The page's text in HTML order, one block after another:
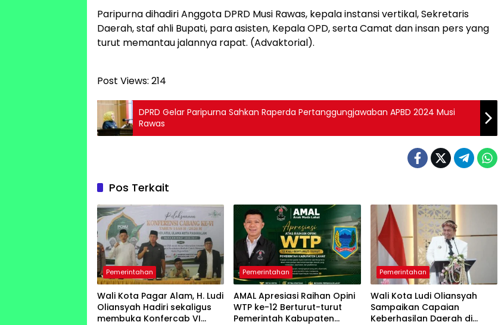
Paripurna dihadiri Anggota DPRD Musi Rawas, kepala instansi vertikal, Sekretaris
Daerah, staf ahli Bupati, para asisten, Kepala OPD, serta Camat dan insan pers yang
turut memantau jalannya rapat. (Advaktorial).
Post Views: 214
DPRD Gelar Paripurna Sahkan Raperda Pertanggungjawaban APBD 2024 Musi
Rawas
Pos Terkait
Pemerintahan
Wali Kota Pagar Alam, H. Ludi
Oliansyah Hadiri sekaligus
membuka Konfercab VI
Pemerintahan
AMAL Apresiasi Raihan Opini
WTP ke-12 Berturut-turut
Pemerintah Kabupaten
Pemerintahan
Wali Kota Ludi Oliansyah
Sampaikan Capaian
Keberhasilan Daerah di